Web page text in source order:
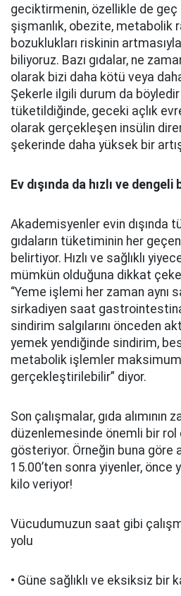
geciktirmenin, özellikle de
şişmanlık, obezite, metabolik
bozuklukları riskinin
biliyoruz. Bazı gıdalar, ne
olarak bizi daha kötü veya
Şekerle ilgili durum da
tüketildiğinde, geceki açlık
olarak gerçekleşen insülin
şekerinde daha yüksek bir
Ev dışında da hızlı ve
Akademisyenler evin dışında
gıdaların tüketiminin her geçen
belirtiyor. Hızlı ve sağlıklı
mümkün olduğuna dikkat
“Yeme işlemi her zaman aynı
sirkadiyen saat
sindirim salgılarını önceden
yemek yendiğinde sindirim,
metabolik işlemler
gerçekleştirilebilir” diyor.
Son çalışmalar, gıda alımının
düzenlemesinde önemli bir rol
gösteriyor. Örneğin buna göre
15.00’ten sonra yiyenler, önce
kilo veriyor!
Vücudumuzun saat gibi
yolu
• Güne sağlıklı ve eksiksiz bir